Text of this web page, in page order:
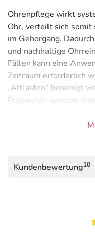
Ohrenpflege wirkt
Ohr, verteilt sich
im Gehörgang.
und nachhaltige
Fällen kann eine
Zeitraum erforderlich
„Altlasten“ bereinigt
Präparaten werden
Aufgrund des
Ohrenpflege nicht in
Kundenbewertung10